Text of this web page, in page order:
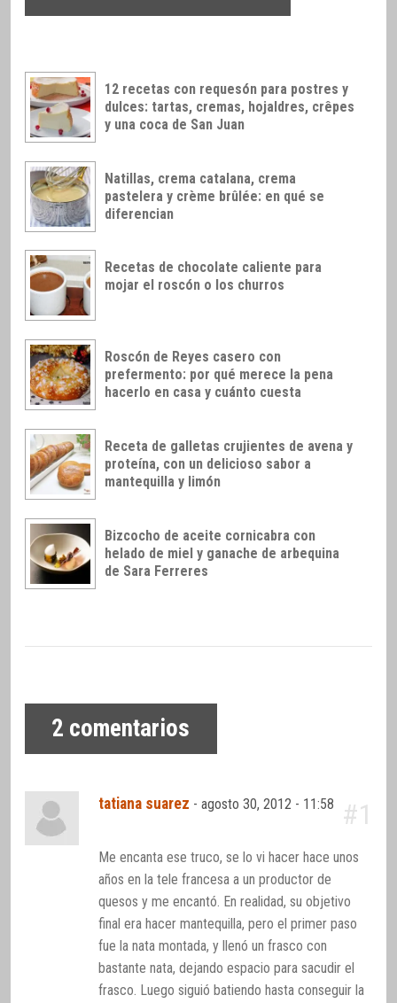
12 recetas con requesón para postres y
dulces: tartas, cremas, hojaldres, crêpes
y una coca de San Juan
Natillas, crema catalana, crema
pastelera y crème brûlée: en qué se
diferencian
Recetas de chocolate caliente para
mojar el roscón o los churros
Roscón de Reyes casero con
prefermento: por qué merece la pena
hacerlo en casa y cuánto cuesta
Receta de galletas crujientes de avena y
proteína, con un delicioso sabor a
mantequilla y limón
Bizcocho de aceite cornicabra con
helado de miel y ganache de arbequina
de Sara Ferreres
2 comentarios
tatiana suarez -agosto 30, 2012 - 11:58 #1
Me encanta ese truco, se lo vi hacer hace unos
años en la tele francesa a un productor de
quesos y me encantó. En realidad, su objetivo
final era hacer mantequilla, pero el primer paso
fue la nata montada, y llenó un frasco con
bastante nata, dejando espacio para sacudir el
frasco. Luego siguió batiendo hasta conseguir la